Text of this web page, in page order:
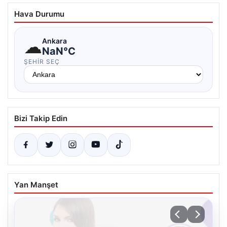
Hava Durumu
☁Ankara
NaN°C
ŞEHIR SEÇ
Bizi Takip Edin
Yan Manşet